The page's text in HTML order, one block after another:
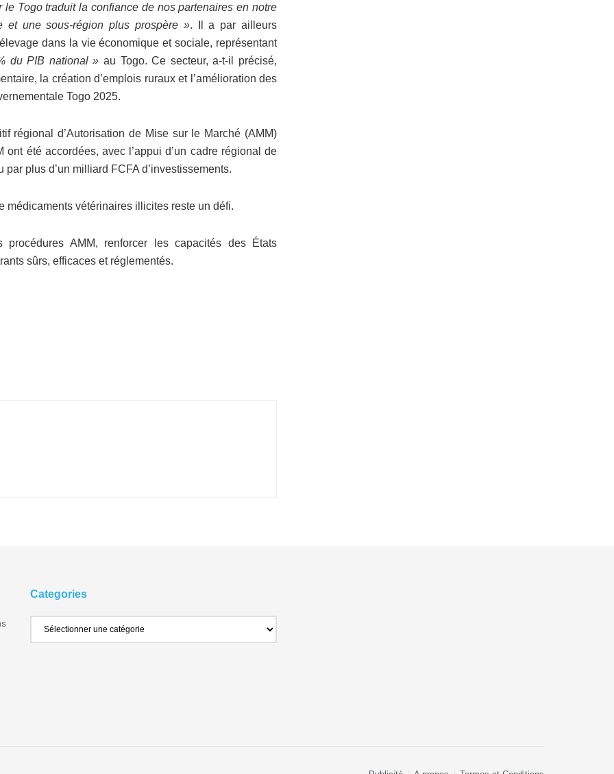
le Togo traduit la confiance de nos partenaires en notre
et une sous-région plus prospère ». Il a par ailleurs
dans la vie économique et sociale, représentant
du PIB national » au Togo. Ce secteur, a-t-il précisé,
la création d’emplois ruraux et l’amélioration des
Togo 2025.
régional d’Autorisation de Mise sur le Marché (AMM)
été accordées, avec l’appui d’un cadre régional de
plus d’un milliard FCFA d’investissements.
médicaments vétérinaires illicites reste un défi.
AMM, renforcer les capacités des États
sûrs, efficaces et réglementés.
Categories